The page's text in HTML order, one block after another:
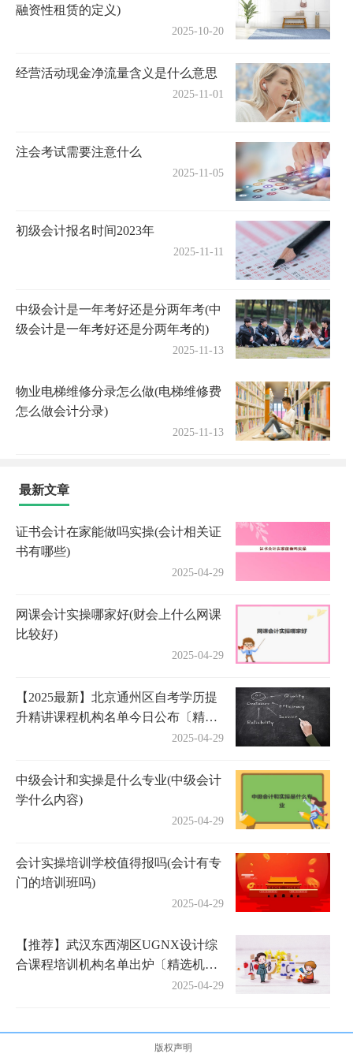
融资性租赁的定义)
2025-10-20
经营活动现金净流量含义是什么意思
2025-11-01
注会考试需要注意什么
2025-11-05
初级会计报名时间2023年
2025-11-11
中级会计是一年考好还是分两年考(中
级会计是一年考好还是分两年考的)
2025-11-13
物业电梯维修分录怎么做(电梯维修费
怎么做会计分录)
2025-11-13
最新文章
证书会计在家能做吗实操(会计相关证
书有哪些)
2025-04-29
网课会计实操哪家好(财会上什么网课
比较好)
2025-04-29
【2025最新】北京通州区自考学历提
升精讲课程机构名单今日公布〔精选
2025-04-29
中级会计和实操是什么专业(中级会计
学什么内容)
2025-04-29
会计实操培训学校值得报吗(会计有专
门的培训班吗)
2025-04-29
【推荐】武汉东西湖区UGNX设计综
合课程培训机构名单出炉〔精选机构
2025-04-29
版权声明